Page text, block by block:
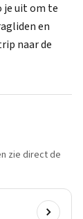
je uit om te
en
naar de
zie direct de